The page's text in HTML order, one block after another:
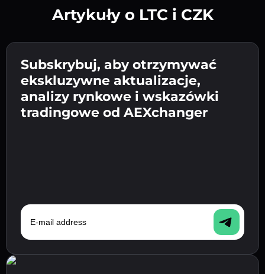
Wpisz adres swojego portfela
kryptowalutowego 👉 przejdź do następnego
kroku.
Potwierdź swoją tożsamość 👉 przejdź do
ostatniego kroku.
Wyślij depozyt 👉 odbierz kryptowalutę lub
walutę fiat w swoim portfelu.
Artykuły o LTC i CZK
Subskrybuj, aby otrzymywać
ekskluzywne aktualizacje,
analizy rynkowe i wskazówki
tradingowe od AEXchanger
E-mail address